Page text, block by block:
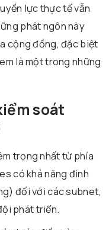
lực thực tế vẫn
phát ngôn này
cộng đồng, đặc biệt
là một trong những
soát
trọng nhất từ phía
có khả năng đình
đối với các subnet,
phát triển.